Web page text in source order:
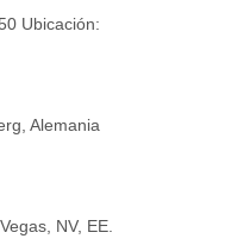
Ubicación:
Alemania
NV, EE.